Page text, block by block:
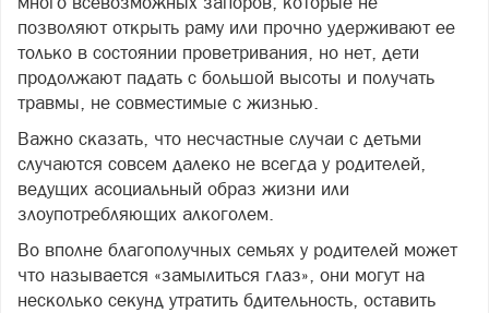
позволяют открыть раму или прочно удерживают ее
только в состоянии проветривания, но нет, дети
продолжают падать с большой высоты и получать
травмы, не совместимые с жизнью.
Важно сказать, что несчастные случаи с детьми
случаются совсем далеко не всегда у родителей,
ведущих асоциальный образ жизни или
злоупотребляющих алкоголем.
Во вполне благополучных семьях у родителей может
что называется «замылиться глаз», они могут на
несколько секунд утратить бдительность, оставить